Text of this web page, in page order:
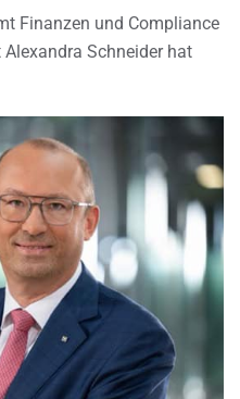
Finanzen und Compliance
Schneider hat